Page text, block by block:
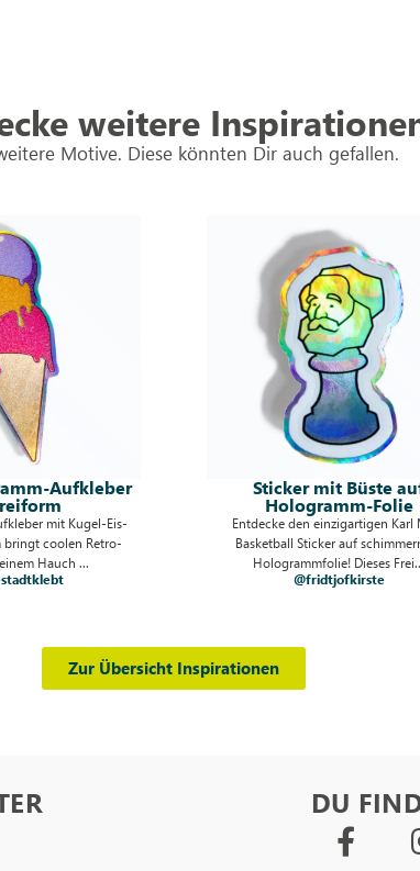
weitere
Motive. Diese könnten Dir auch gefallen.
mit Büste auf
Folie
einzigartigen Karl Marx
auf schimmernder
Dieses Frei...
Einhorn-
transparenter
Ein Einhorn-Aufkleber auf
Haftfolie bringt magischen
Oberfläche! Dank
Zur Übersicht Inspirationen
DU